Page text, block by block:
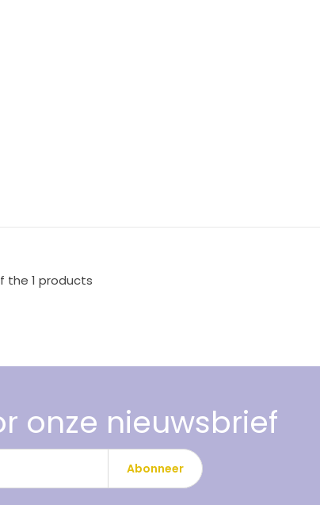
the 1 products
onze nieuwsbrief
Abonneer